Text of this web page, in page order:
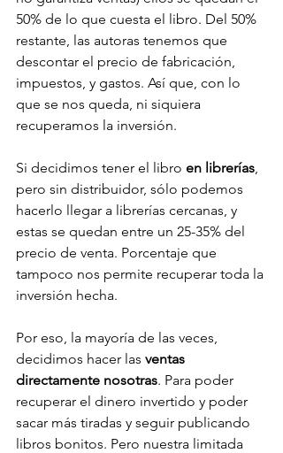
50% de lo que cuesta el libro. Del 50%
restante, las autoras tenemos que
descontar el precio de fabricación,
impuestos, y gastos. Así que, con lo
que se nos queda, ni siquiera
recuperamos la inversión.
Si decidimos tener el libro en librerías,
pero sin distribuidor, sólo podemos
hacerlo llegar a librerías cercanas, y
estas se quedan entre un 25-35% del
precio de venta. Porcentaje que
tampoco nos permite recuperar toda la
inversión hecha.
Por eso, la mayoría de las veces,
decidimos hacer las ventas
directamente nosotras. Para poder
recuperar el dinero invertido y poder
sacar más tiradas y seguir publicando
libros bonitos. Pero nuestra limitada